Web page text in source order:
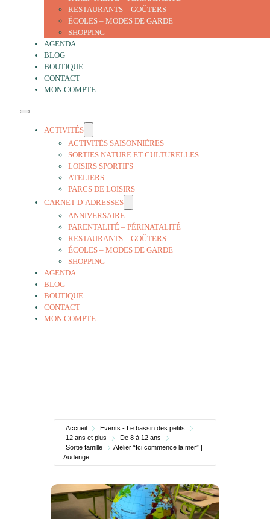
RESTAURANTS – GOÛTERS
ÉCOLES – MODES DE GARDE
SHOPPING
AGENDA
BLOG
BOUTIQUE
CONTACT
MON COMPTE
ACTIVITÉS
ACTIVITÉS SAISONNIÈRES
SORTIES NATURE ET CULTURELLES
LOISIRS SPORTIFS
ATELIERS
PARCS DE LOISIRS
CARNET D’ADRESSES
ANNIVERSAIRE
PARENTALITÉ – PÉRINATALITÉ
RESTAURANTS – GOÛTERS
ÉCOLES – MODES DE GARDE
SHOPPING
AGENDA
BLOG
BOUTIQUE
CONTACT
MON COMPTE
Accueil
Events - Le bassin des petits
12 ans et plus
De 8 à 12 ans
Sortie famille
Atelier “Ici commence la mer” |
Audenge